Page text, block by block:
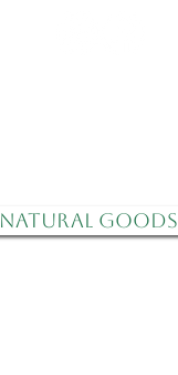
Natural Goods